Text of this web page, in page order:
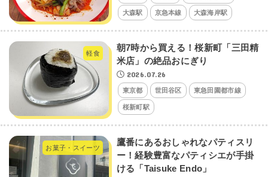
大森駅 京急本線 大森海岸駅
軽食
朝7時から買える！桜新町「三田精
米店」の絶品おにぎり
2026.07.26
東京都 世田谷区 東急田園都市線
桜新町駅
お菓子・スイーツ
鷹番にあるおしゃれなパティスリ
ー！経験豊富なパティシエが手掛
ける「Taisuke Endo」